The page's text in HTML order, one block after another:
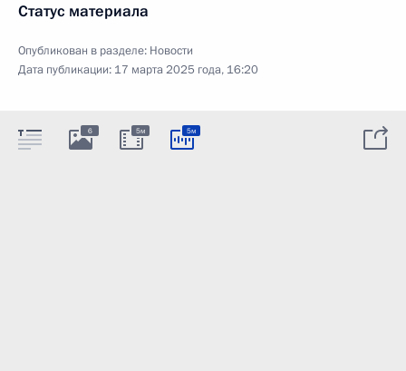
Статус материала
Опубликован в разделе: Новости
Дата публикации: 17 марта 2025 года, 16:20
6 5м 5м